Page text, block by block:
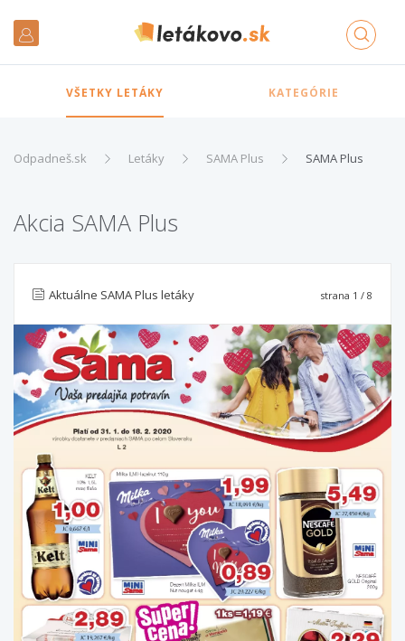
VŠETKY LETÁKY KATEGÓRIE
Odpadneš.sk Letáky SAMA Plus SAMA Plus
Akcia SAMA Plus
Aktuálne SAMA Plus letáky strana 1 / 8